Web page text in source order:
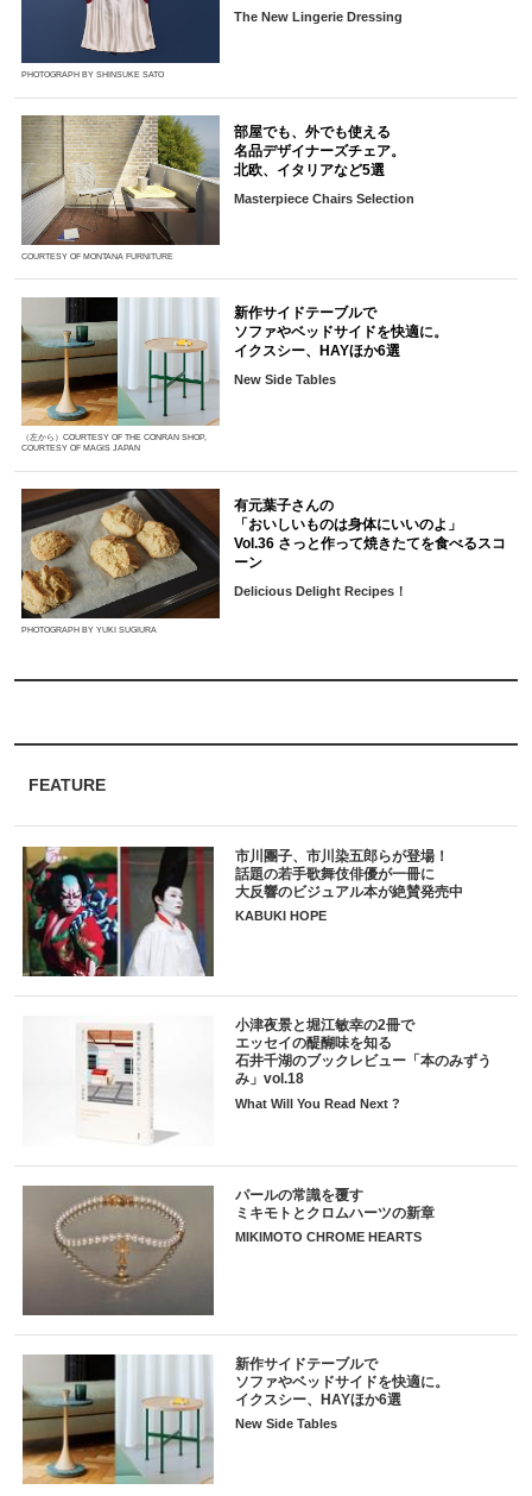
FEATURE
市川團子、市川染五郎らが登場！
話題の若手歌舞伎俳優が一冊に
大反響のビジュアル本が絶賛発売中
KABUKI HOPE
小津夜景と堀江敏幸の2冊で
エッセイの醍醐味を知る
石井千湖のブックレビュー「本のみずう
み」vol.18
What Will You Read Next ?
パールの常識を覆す
ミキモトとクロムハーツの新章
MIKIMOTO CHROME HEARTS
新作サイドテーブルで
ソファやベッドサイドを快適に。
イクスシー、HAYほか6選
New Side Tables
PHOTOGRAPH BY SHINSUKE SATO
The New Lingerie Dressing
COURTESY OF MONTANA FURNITURE
部屋でも、外でも使える
名品デザイナーズチェア。
北欧、イタリアなど5選
Masterpiece Chairs Selection
（左から）COURTESY OF THE CONRAN SHOP,
COURTESY OF MAGIS JAPAN
新作サイドテーブルで
ソファやベッドサイドを快適に。
イクスシー、HAYほか6選
New Side Tables
PHOTOGRAPH BY YUKI SUGIURA
有元葉子さんの
「おいしいものは身体にいいのよ」
Vol.36 さっと作って焼きたてを食べるスコ
ーン
Delicious Delight Recipes！